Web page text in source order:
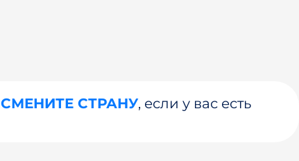
СМЕНИТЕ СТРАНУ, если у вас есть